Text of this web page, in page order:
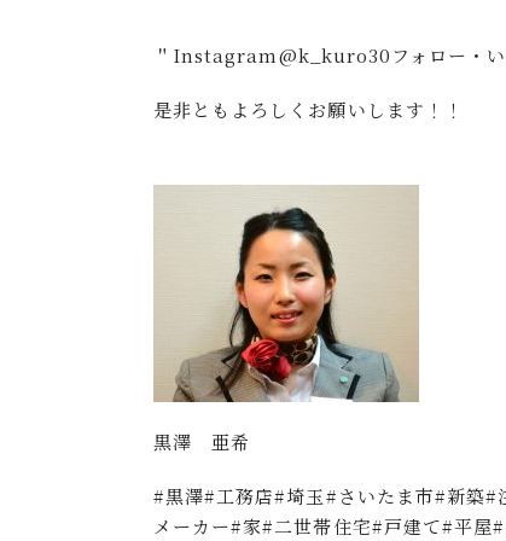
＂Instagram@k_kuro30フォロー・い
是非ともよろしくお願いします！！
黒澤 亜希
#黒澤#工務店#埼玉#さいたま市#新築#
メーカー#家#二世帯住宅#戸建て#平